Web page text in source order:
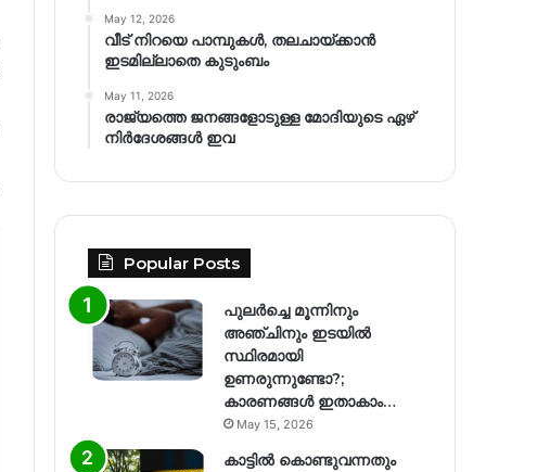
May 12, 2026
വീട് നിറയെ പാമ്പുകൾ, തലചായ്ക്കാൻ
ഇടമില്ലാതെ കുടുംബം
May 11, 2026
രാജ്യത്തെ ജനങ്ങളോടുള്ള മോദിയുടെ ഏഴ്
നിര്‍ദേശങ്ങള്‍ ഇവ
Popular Posts
പുലർച്ചെ മൂന്നിനും
അഞ്ചിനും ഇടയിൽ
സ്ഥിരമായി
ഉണരുന്നുണ്ടോ?;
കാരണങ്ങള്‍ ഇതാകാം…
May 15, 2026
കാട്ടിൽ കൊണ്ടുവന്നതും